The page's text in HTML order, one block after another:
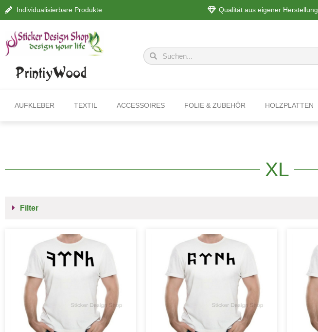
Individualisierbare Produkte Qualität aus eigener Herstellung
AUFKLEBER TEXTIL ACCESSOIRES FOLIE & ZUBEHÖR HOLZPLATTEN
XL
Filter